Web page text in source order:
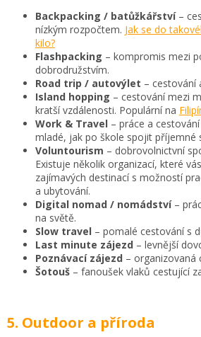
Backpacking / batůžkářství–
nízkým rozpočtem. Jak se do
kilo?
Flashpacking – kompromis mezi
dobrodružstvím.
Road trip / autovýlet – cestování
Island hopping – cestování mezi
kratší vzdálenosti. Populární na
Work & Travel – práce a
mladé, jak po škole spojit příjemné
Voluntourism – dobrovolnictvní
Existuje několik organizací, které
zajímavých destinací s možností
a ubytování.
Digital nomad / nomádství –
na světě.
Slow travel – pomalé cestování s
Last minute zájezd – levnější
Poznávací zájezd – organizovaná
Šotouš – fanoušek vlaků cestující
5. Outdoor a příroda